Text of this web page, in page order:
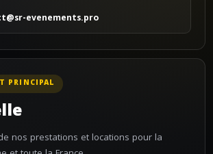
evenements.pro
PRINCIPAL
nos prestations et locations pour la